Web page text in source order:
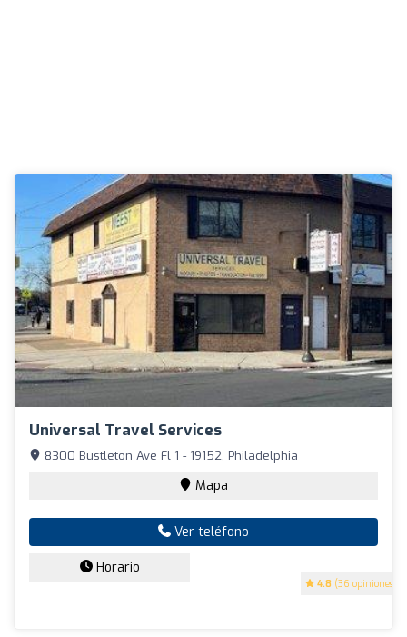
Universal Travel Services
4.8 (36 opiniones)
8300 Bustleton Ave Fl 1 - 19152, Philadelphia
Mapa
Ver teléfono
Horario